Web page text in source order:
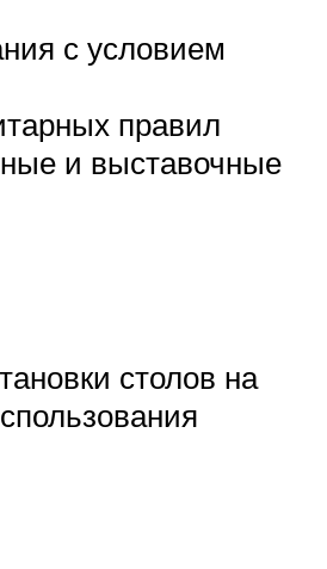
с условием
правил
и выставочные
столов на